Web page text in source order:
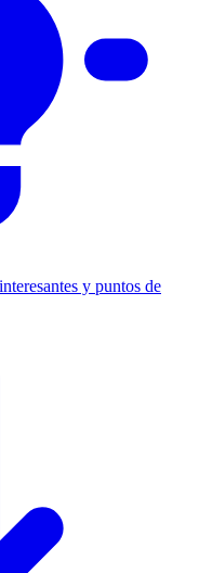
y puntos de